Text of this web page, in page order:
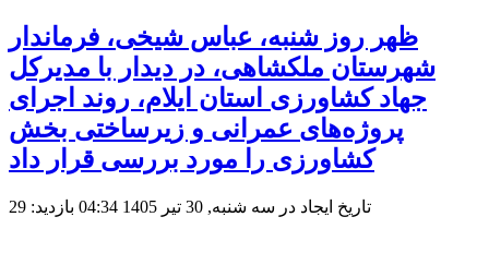
ظهر روز شنبه، عباس شیخی، فرماندار
شهرستان ملکشاهی، در دیدار با مدیرکل
جهاد کشاورزی استان ایلام، روند اجرای
پروژه‌های عمرانی و زیرساختی بخش
کشاورزی را مورد بررسی قرار داد
تاریخ ایجاد در سه شنبه, 30 تیر 1405 04:34 بازدید: 29